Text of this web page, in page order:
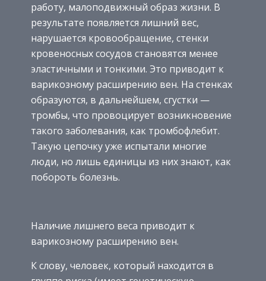
работу, малоподвижный образ жизни. В
результате появляется лишний вес,
нарушается кровообращение, стенки
кровеносных сосудов становятся менее
эластичными и тонкими. Это приводит к
варикозному расширению вен. На стенках
образуются, в дальнейшем, сгустки —
тромбы, что провоцирует возникновение
такого заболевания, как тромбофлебит.
Такую цепочку уже испытали многие
люди, но лишь единицы из них знают, как
побороть болезнь.
Наличие лишнего веса приводит к
варикозному расширению вен.
К слову, человек, который находится в